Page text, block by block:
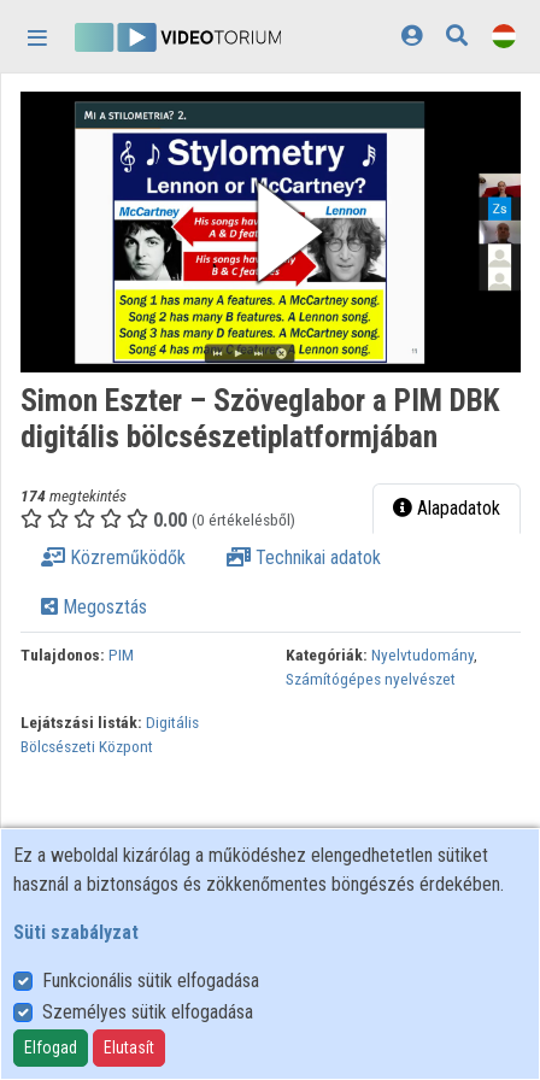
Kezdőlap
Bejelentkezés
Felfedezés
Lejátszási listák
Intézmények
Közreműködők
Simon Eszter – Szöveglabor a PIM DBK
digitális bölcsészetiplatformjában
174megtekintés
0.00 (0 értékelésből) Alapadatok
Közreműködők Technikai adatok
Megosztás
Tulajdonos: PIM Kategóriák: Nyelvtudomány,
Számítógépes nyelvészet
Lejátszási listák: Digitális
Bölcsészeti Központ
Felhasználói szabályzat
Adatkezelési tájékoztató
Süti szabályzat
Ez a weboldal kizárólag a működéshez elengedhetetlen sütiket
használ a biztonságos és zökkenőmentes böngészés érdekében.
Süti szabályzat
Funkcionális sütik elfogadása
Személyes sütik elfogadása
Elfogad Elutasít